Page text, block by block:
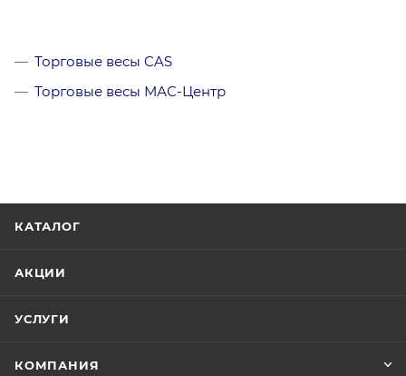
Торговые весы CAS
Торговые весы МАС-Центр
КАТАЛОГ
АКЦИИ
УСЛУГИ
КОМПАНИЯ